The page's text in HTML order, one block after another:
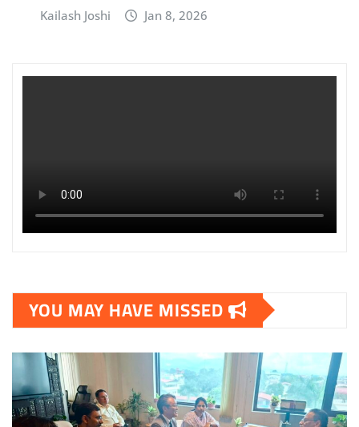
Kailash Joshi Jan 8, 2026
YOU MAY HAVE MISSED